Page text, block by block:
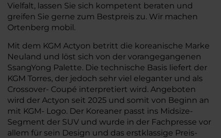
Vielfalt, lassen Sie sich kompetent beraten und
greifen Sie gerne zum Bestpreis zu. Wir machen
Ortenberg mobil.
Mit dem KGM Actyon betritt die koreanische Marke
Neuland und löst sich von der vorangegangenen
SsangYong Palette. Die technische Basis liefert der
KGM Torres, der jedoch sehr viel eleganter und als
Crossover- Coupé interpretiert wird. Angeboten
wird der Actyon seit 2025 und somit von Beginn an
mit KGM- Logo. Der Koreaner passt ins Midsize-
Segment der SUV und wurde in der Fachpresse vor
allem für sein Design und das erstklassige Preis-